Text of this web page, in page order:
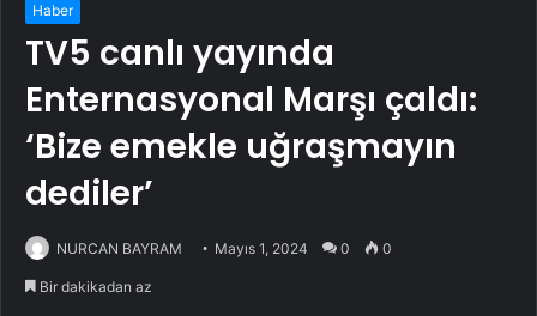
Haber
TV5 canlı yayında
Enternasyonal Marşı çaldı:
‘Bize emekle uğraşmayın
dediler’
NURCAN BAYRAM Mayıs 1, 2024 0 0
Bir dakikadan az